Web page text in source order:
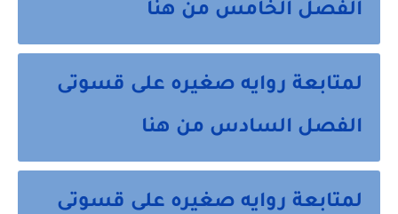
الفصل الخامس من هنا
لمتابعة روايه صغيره على قسوتى
الفصل السادس من هنا
لمتابعة روايه صغيره على قسوتى